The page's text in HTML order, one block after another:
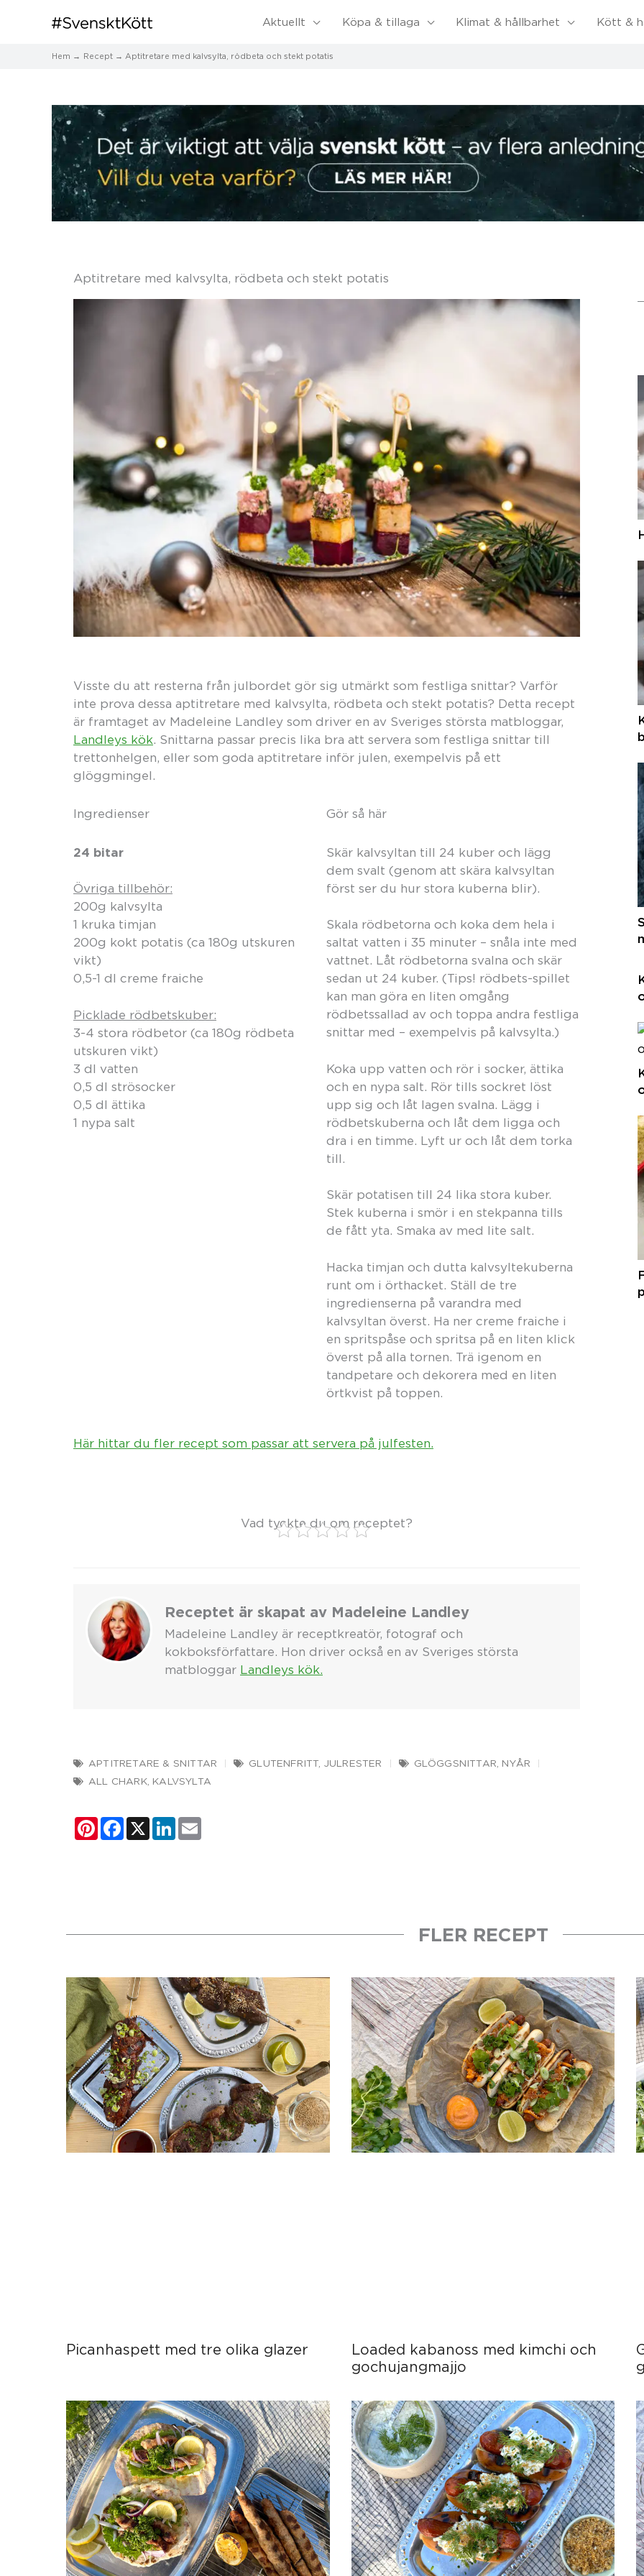
Aktuellt Köpa & tillaga Klimat & hållbarhet Kött &
Hem Recept Aptitretare med kalvsylta, rödbeta och stekt potatis
Aptitretare med kalvsylta, rödbeta och stekt potatis
Visste du att resterna från julbordet gör sig utmärkt som festliga snittar? Varför
inte prova dessa aptitretare med kalvsylta, rödbeta och stekt potatis? Detta recept
är framtaget av Madeleine Landley som driver en av Sveriges största matbloggar,
Landleys kök . Snittarna passar precis lika bra att servera som festliga snittar till
trettonhelgen, eller som goda aptitretare inför julen, exempelvis på ett
glöggmingel.
Ingredienser
24 bitar
Övriga tillbehör:
200g kalvsylta
1 kruka timjan
200g kokt potatis (ca 180g utskuren
vikt)
0,5-1 dl creme fraiche
Picklade rödbetskuber:
3-4 stora rödbetor (ca 180g rödbeta
utskuren vikt)
3 dl vatten
0,5 dl strösocker
0,5 dl ättika
1 nypa salt
Gör så här
Skär kalvsyltan till 24 kuber och lägg
dem svalt (genom att skära kalvsyltan
först ser du hur stora kuberna blir).
Skala rödbetorna och koka dem hela i
saltat vatten i 35 minuter – snåla inte med
vattnet. Låt rödbetorna svalna och skär
sedan ut 24 kuber. (Tips! rödbets-spillet
kan man göra en liten omgång
rödbetssallad av och toppa andra festliga
snittar med – exempelvis på kalvsylta.)
Koka upp vatten och rör i socker, ättika
och en nypa salt. Rör tills sockret löst
upp sig och låt lagen svalna. Lägg i
rödbetskuberna och låt dem ligga och
dra i en timme. Lyft ur och låt dem torka
till.
Skär potatisen till 24 lika stora kuber.
Stek kuberna i smör i en stekpanna tills
de fått yta. Smaka av med lite salt.
Hacka timjan och dutta kalvsyltekuberna
runt om i örthacket. Ställ de tre
ingredienserna på varandra med
kalvsyltan överst. Ha ner creme fraiche i
en spritspåse och spritsa på en liten klick
överst på alla tornen. Trä igenom en
tandpetare och dekorera med en liten
örtkvist på toppen.
Här hittar du fler recept som passar att servera på julfesten.
Vad tyckte du om receptet?
Receptet är skapat av Madeleine Landley
Madeleine Landley är receptkreatör, fotograf och
kokboksförfattare. Hon driver också en av Sveriges största
matbloggar Landleys kök.
APTITRETARE & SNITTAR GLUTENFRITT JULRESTER GLÖGGSNITTAR
NYÅR
ALL CHARK, KALVSYLTA
PinterestFacebook
X LinkedIn
FLER RECEPT
Picanhaspett med tre olika glazer
Loaded kabanoss med kimchi och
gochujangmajjo